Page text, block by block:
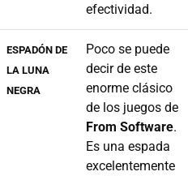
efectividad.
ESPADÓN DE
LA LUNA
NEGRA
Poco se puede
decir de este
enorme clásico
de los juegos de
From Software.
Es una espada
excelentemente